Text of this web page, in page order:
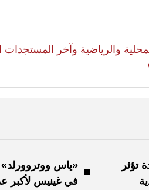
والرياضية وآخر المستجدات
تؤثر
«ياس
في غينيس لأكبر